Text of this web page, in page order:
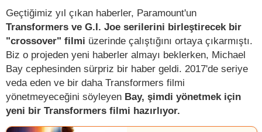
Geçtiğimiz yıl çıkan haberler, Paramount'un
Transformers ve G.I. Joe serilerini birleştirecek bir
"crossover" filmi üzerinde çalıştığını ortaya çıkarmıştı.
Biz o projeden yeni haberler almayı beklerken, Michael
Bay cephesinden sürpriz bir haber geldi. 2017'de seriye
veda eden ve bir daha Transformers filmi
yönetmeyeceğini söyleyen Bay, şimdi yönetmek için
yeni bir Transformers filmi hazırlıyor.